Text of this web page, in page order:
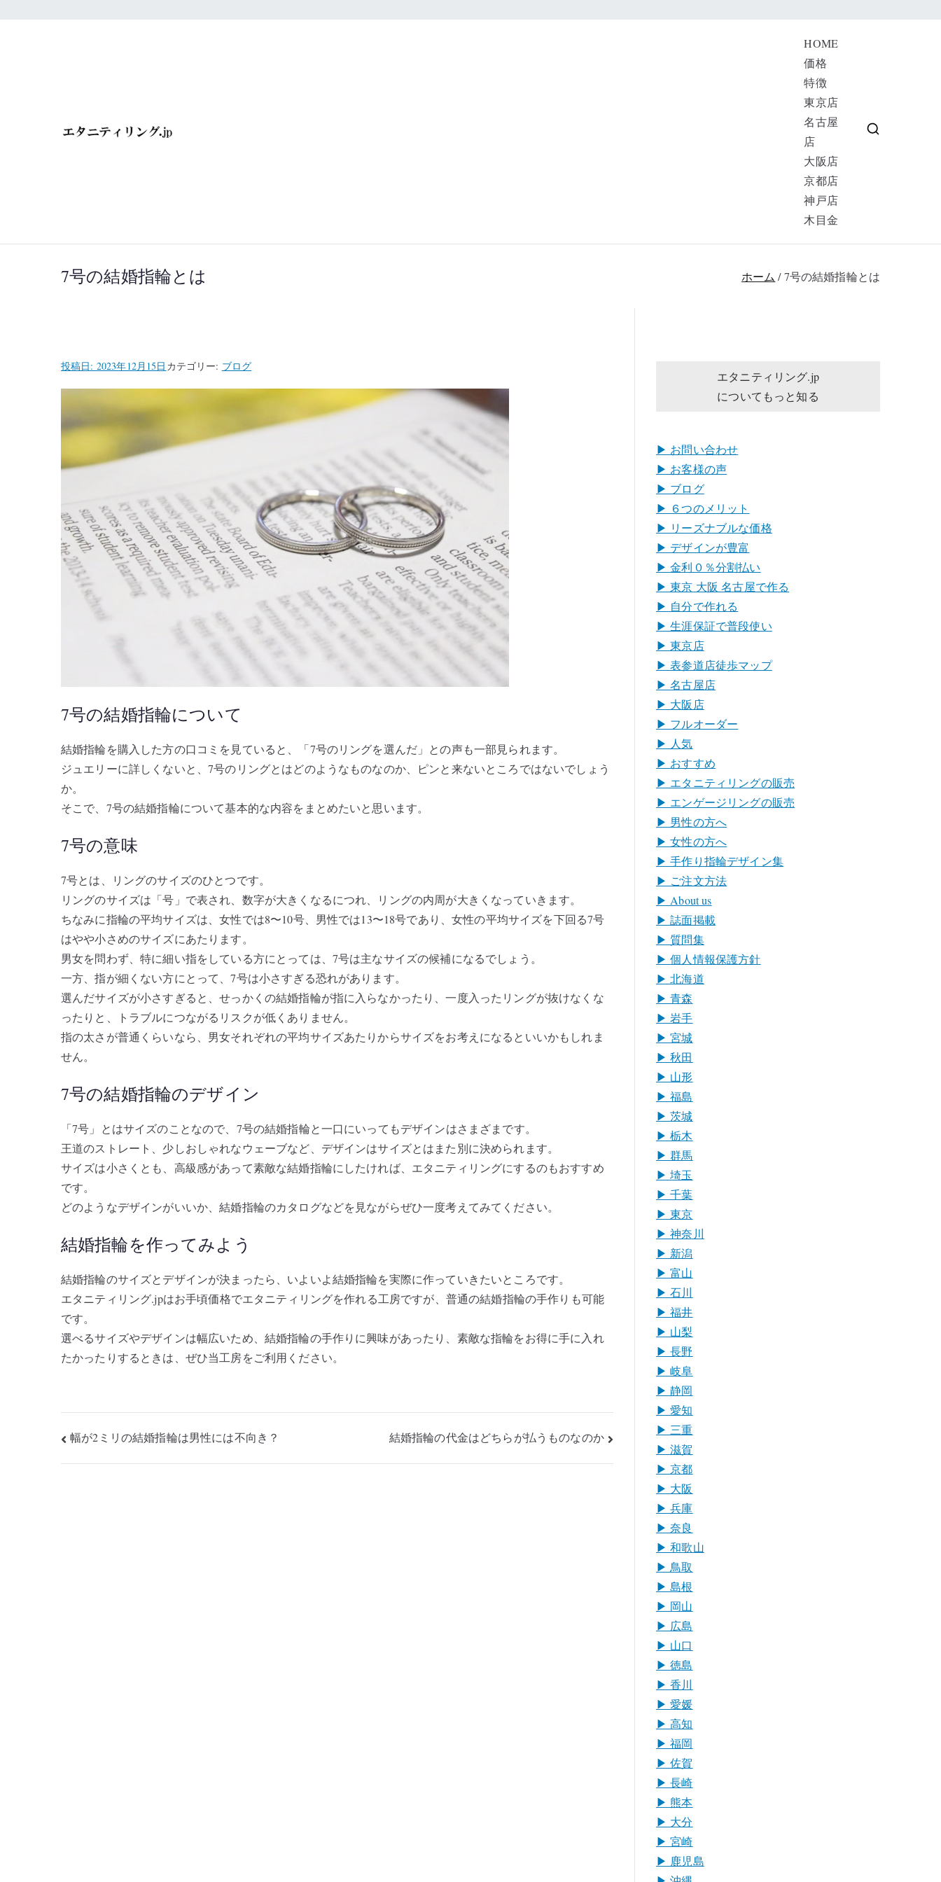
HOME
価格
特徴
東京店
名古屋
店
大阪店
京都店
神戸店
木目金
7号の結婚指輪とは ホーム 7号の結婚指輪とは
投稿日: 2023年12月15日 カテゴリー: ブログ
7号の結婚指輪について
結婚指輪を購入した方の口コミを見ていると、「7号のリングを選んだ」との声も一部見られます。
ジュエリーに詳しくないと、7号のリングとはどのようなものなのか、ピンと来ないところではないでしょう
か。
そこで、7号の結婚指輪について基本的な内容をまとめたいと思います。
7号の意味
7号とは、リングのサイズのひとつです。
リングのサイズは「号」で表され、数字が大きくなるにつれ、リングの内周が大きくなっていきます。
ちなみに指輪の平均サイズは、女性では8〜10号、男性では13〜18号であり、女性の平均サイズを下回る7号
はやや小さめのサイズにあたります。
男女を問わず、特に細い指をしている方にとっては、7号は主なサイズの候補になるでしょう。
一方、指が細くない方にとって、7号は小さすぎる恐れがあります。
選んだサイズが小さすぎると、せっかくの結婚指輪が指に入らなかったり、一度入ったリングが抜けなくな
ったりと、トラブルにつながるリスクが低くありません。
指の太さが普通くらいなら、男女それぞれの平均サイズあたりからサイズをお考えになるといいかもしれま
せん。
7号の結婚指輪のデザイン
「7号」とはサイズのことなので、7号の結婚指輪と一口にいってもデザインはさまざまです。
王道のストレート、少しおしゃれなウェーブなど、デザインはサイズとはまた別に決められます。
サイズは小さくとも、高級感があって素敵な結婚指輪にしたければ、エタニティリングにするのもおすすめ
です。
どのようなデザインがいいか、結婚指輪のカタログなどを見ながらぜひ一度考えてみてください。
結婚指輪を作ってみよう
結婚指輪のサイズとデザインが決まったら、いよいよ結婚指輪を実際に作っていきたいところです。
エタニティリング.jpはお手頃価格でエタニティリングを作れる工房ですが、普通の結婚指輪の手作りも可能
です。
選べるサイズやデザインは幅広いため、結婚指輪の手作りに興味があったり、素敵な指輪をお得に手に入れ
たかったりするときは、ぜひ当工房をご利用ください。
投幅が2ミリの結婚指輪は男性には不向き？ 結婚指輪の代金はどちらが払うものなのか
エタニティリング.jp
についてもっと知る
▶︎ お問い合わせ
▶︎ お客様の声
▶︎ ブログ
▶︎ ６つのメリット
▶︎ リーズナブルな価格
▶︎ デザインが豊富
▶︎ 金利０％分割払い
▶︎ 東京 大阪 名古屋で作る
▶︎ 自分で作れる
▶︎ 生涯保証で普段使い
▶︎ 東京店
▶︎ 表参道店徒歩マップ
▶︎ 名古屋店
▶︎ 大阪店
▶︎ フルオーダー
▶︎ 人気
▶︎ おすすめ
▶︎ エタニティリングの販売
▶︎ エンゲージリングの販売
▶︎ 男性の方へ
▶︎ 女性の方へ
▶︎ 手作り指輪デザイン集
▶︎ ご注文方法
▶︎ About us
▶︎ 誌面掲載
▶︎ 質問集
▶︎ 個人情報保護方針
▶︎ 北海道
▶︎ 青森
▶︎ 岩手
▶︎ 宮城
▶︎ 秋田
▶︎ 山形
▶︎ 福島
▶︎ 茨城
▶︎ 栃木
▶︎ 群馬
▶︎ 埼玉
▶︎ 千葉
▶︎ 東京
▶︎ 神奈川
▶︎ 新潟
▶︎ 富山
▶︎ 石川
▶︎ 福井
▶︎ 山梨
▶︎ 長野
▶︎ 岐阜
▶︎ 静岡
▶︎ 愛知
▶︎ 三重
▶︎ 滋賀
▶︎ 京都
▶︎ 大阪
▶︎ 兵庫
▶︎ 奈良
▶︎ 和歌山
▶︎ 鳥取
▶︎ 島根
▶︎ 岡山
▶︎ 広島
▶︎ 山口
▶︎ 徳島
▶︎ 香川
▶︎ 愛媛
▶︎ 高知
▶︎ 福岡
▶︎ 佐賀
▶︎ 長崎
▶︎ 熊本
▶︎ 大分
▶︎ 宮崎
▶︎ 鹿児島